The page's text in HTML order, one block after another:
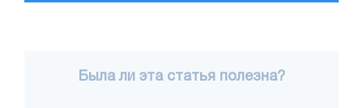
Была ли эта статья полезна?